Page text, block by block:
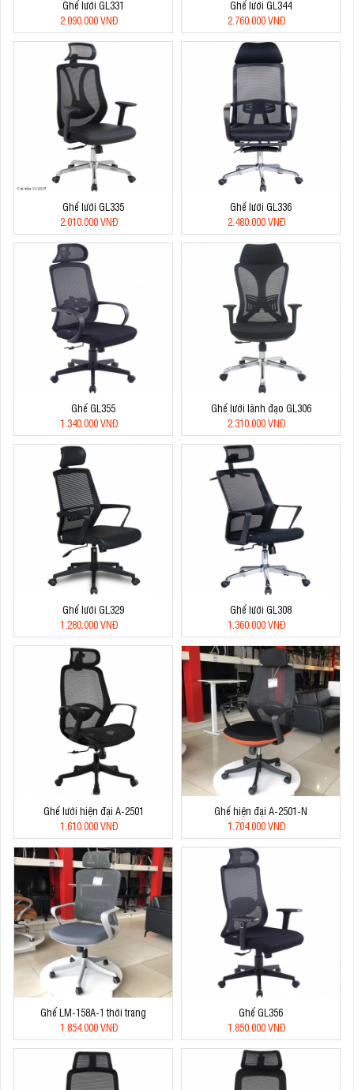
Ghế lưới GL331
2.090.000 VNĐ
Ghế lưới GL344
2.760.000 VNĐ
Ghế lưới GL335
2.010.000 VNĐ
Ghế lưới GL336
2.480.000 VNĐ
Ghế GL355
1.340.000 VNĐ
Ghế lưới lãnh đạo GL306
2.310.000 VNĐ
Ghế lưới GL329
1.280.000 VNĐ
Ghế lưới GL308
1.360.000 VNĐ
Ghế lưới hiện đại A-2501
1.610.000 VNĐ
Ghế hiện đại A-2501-N
1.704.000 VNĐ
Ghế LM-158A-1 thời trang
1.854.000 VNĐ
Ghế GL356
1.850.000 VNĐ